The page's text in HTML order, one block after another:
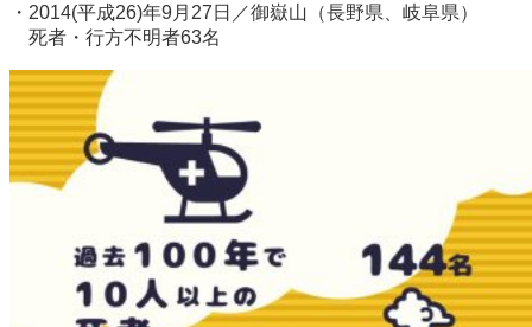
・2014(平成26)年9月27日／御嶽山（長野県、岐阜県）
死者・行方不明者63名